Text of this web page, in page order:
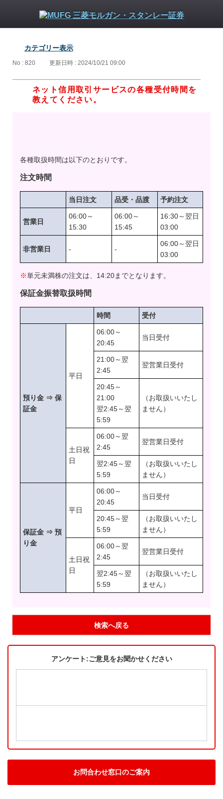
カテゴリー表示
No : 820 更新日時 : 2024/10/21 09:00
ネット信用取引サービスの各種受付時間を
教えてください。
各種取扱時間は以下のとおりです。
注文時間
当日注文 品受・品渡 予約注文
営業日
06:00～
15:30
06:00～
15:45
16:30～翌日
03:00
非営業日 - -
06:00～翌日
03:00
※単元未満株の注文は、14:20までとなります。
保証金振替取扱時間
時間 受付
預り金 ⇒ 保
証金
平日
06:00～
20:45
当日受付
21:00～翌
2:45
翌営業日受付
20:45～
21:00
翌2:45～翌
5:59
（お取扱いいたし
ません）
土日祝
日
06:00～翌
2:45
翌営業日受付
翌2:45～翌
5:59
（お取扱いいたし
ません）
保証金 ⇒ 預
り金
平日
06:00～
20:45
当日受付
20:45～翌
5:59
（お取扱いいたし
ません）
土日祝
日
06:00～翌
2:45
翌営業日受付
翌2:45～翌
5:59
（お取扱いいたし
ません）
検索へ戻る
アンケート:ご意見をお聞かせください
お問合わせ窓口のご案内